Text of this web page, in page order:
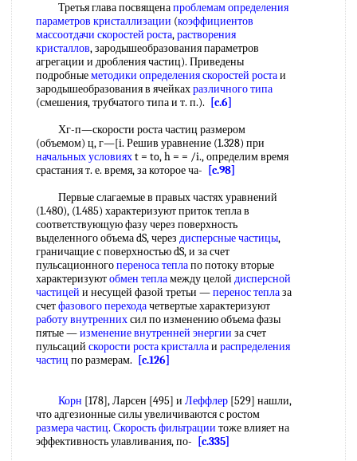
Третья глава посвященапроблемам определения
параметров кристаллизации (коэффициентов
массоотдачи скоростей роста,растворения
кристаллов, зародышеобразования параметров
агрегации и дробления частиц). Приведены
подробныеметодики определения скоростей ростаи
зародышеобразования в ячейкахразличного типа
(смешения, трубчатого типа и т. п.).
[c.6]
Хг-п—скорости роста частиц размером
(объемом) ц, г—[i. Решив уравнение (1.328) при
начальных условияхt = to, h = = /i., определим время
срастания т. е. время, за которое ча-
[c.98]
Первые слагаемые в правых частях уравнений
(1.480), (1.485) характеризуют приток тепла в
соответствующую фазу через поверхность
выделенного объема dS, через дисперсные частицы,
граничащие с поверхностью dS, и за счет
пульсационногопереноса теплапо потоку вторые
характеризуютобмен тепламежду целой дисперсной
частицей и несущей фазой третьи —перенос теплаза
счетфазового переходачетвертые характеризуют
работу внутреннихсил по изменению объема фазы
пятые —изменение внутренней энергии за счет
пульсаций скорости роста кристаллаи распределения
частиц по размерам. [c.126]
Корн [178], Ларсен [495] и Леффлер [529] нашли,
что адгезионные силы увеличиваются с ростом
размера частиц. Скорость фильтрации тоже влияет на
эффективность улавливания, по-
[c.335]